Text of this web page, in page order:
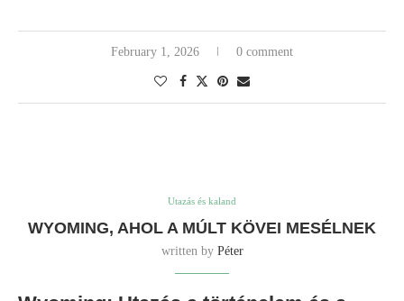
February 1, 2026 0 comment
Utazás és kaland
WYOMING, AHOL A MÚLT KÖVEI MESÉLNEK
written by Péter